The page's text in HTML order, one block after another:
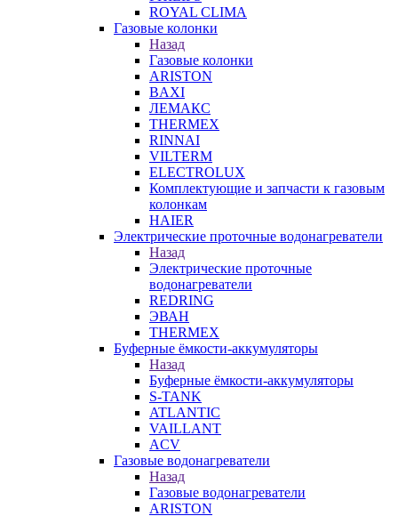
ROYAL CLIMA
Газовые колонки
Назад
Газовые колонки
ARISTON
BAXI
ЛЕМАКС
THERMEX
RINNAI
VILTERM
ELECTROLUX
Комплектующие и запчасти к газовым
колонкам
HAIER
Электрические проточные водонагреватели
Назад
Электрические проточные
водонагреватели
REDRING
ЭВАН
THERMEX
Буферные ёмкости-аккумуляторы
Назад
Буферные ёмкости-аккумуляторы
S-TANK
ATLANTIC
VAILLANT
ACV
Газовые водонагреватели
Назад
Газовые водонагреватели
ARISTON